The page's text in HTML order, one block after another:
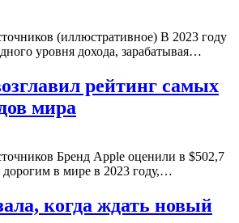
(иллюстративное) В 2023 году
уровня дохода, зарабатывая…
рейтинг самых
мира
Бренд Apple оценили в $502,7
в мире в 2023 году,…
когда ждать новый